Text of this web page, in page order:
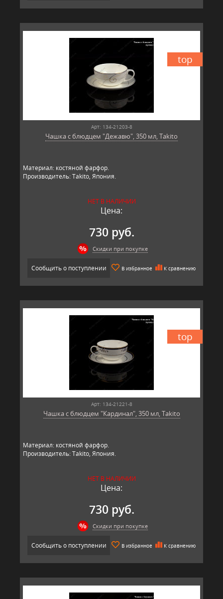
top
Арт: 134-21203-8
Чашка с блюдцем "Дежавю", 350 мл, Takito
Материал: костяной фарфор.
Производитель: Takito, Япония.
НЕТ В НАЛИЧИИ
Цена:
730 руб.
Скидки при покупке
Сообщить о поступлении В избранное К сравнению
top
Арт: 134-21221-8
Чашка с блюдцем "Кардинал", 350 мл, Takito
Материал: костяной фарфор.
Производитель: Takito, Япония.
НЕТ В НАЛИЧИИ
Цена:
730 руб.
Скидки при покупке
Сообщить о поступлении В избранное К сравнению